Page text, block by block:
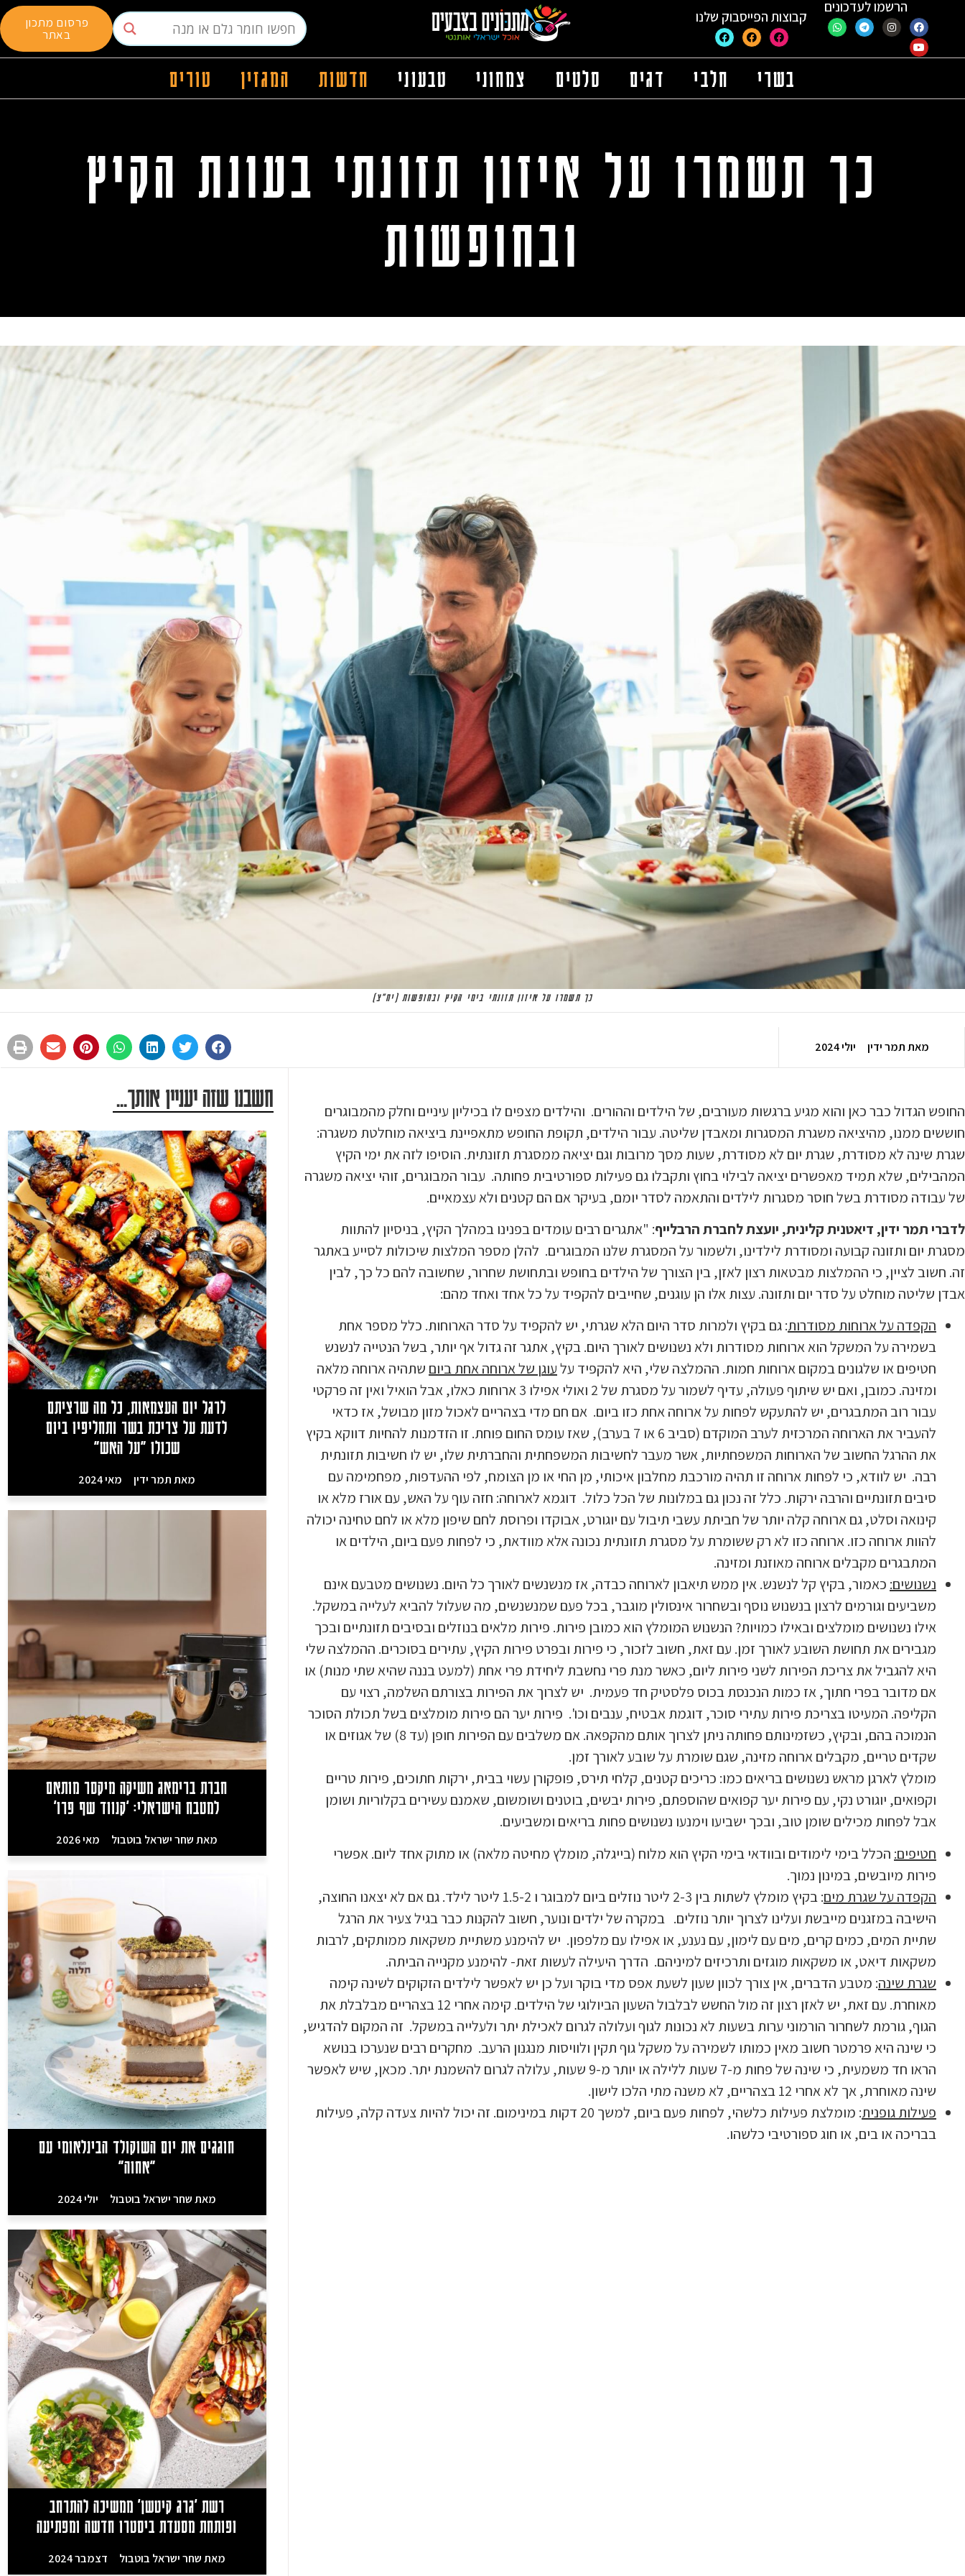
הרשמו לעדכונים
קבוצות הפייסבוק שלנו פרסום מתכון
באתר
בשרי חלבי דגים סלטים צמחוני טבעוני חדשות המגזין טורים
כך תשמרו על איזון תזונתי בעונת הקיץ
ובחופשות
כך תשמרו על איזון תזונתי בימי הקיץ ובחופשות (יח"צ)
מאתתמר ידין יולי 2024
החופש הגדול כבר כאן והוא מגיע ברגשות מעורבים, של הילדים וההורים. והילדים מצפים לו בכיליון עיניים וחלק מהמבוגרים
חוששים ממנו, מהיציאה משגרת המסגרות ומאבדן שליטה. עבור הילדים, תקופת החופש מתאפיינת ביציאה מוחלטת משגרה:
שגרת שינה לא מסודרת, שגרת יום לא מסודרת, שעות מסך מרובות וגם יציאה ממסגרת תזונתית. הוסיפו לזה את ימי הקיץ
המהבילים, שלא תמיד מאפשרים יציאה לבילוי בחוץ ותקבלו גם פעילות ספורטיבית פחותה. עבור המבוגרים, זוהי יציאה משגרה
של עבודה מסודרת בשל חוסר מסגרות לילדים והתאמה לסדר יומם, בעיקר אם הם קטנים ולא עצמאיים.
לדברי תמר ידין, דיאטנית קלינית, יועצת לחברת הרבלייף: "אתגרים רבים עומדים בפנינו במהלך הקיץ, בניסיון להתוות
מסגרת יום ותזונה קבועה ומסודרת לילדינו, ולשמור על המסגרת שלנו המבוגרים. להלן מספר המלצות שיכולות לסייע באתגר
זה. חשוב לציין, כי ההמלצות מבטאות רצון לאזן, בין הצורך של הילדים בחופש ובתחושת שחרור, שחשובה להם כל כך, לבין
אבדן שליטה מוחלט על סדר יום ותזונה. עצות אלו הן עוגנים, שחייבים להקפיד על כל אחד ואחד מהם:
הקפדה על ארוחות מסודרות: גם בקיץ ולמרות סדר היום הלא שגרתי, יש להקפיד על סדר הארוחות. כלל מספר אחת
בשמירה על המשקל הוא ארוחות מסודרות ולא נשנושים לאורך היום. בקיץ, אתגר זה גדול אף יותר, בשל הנטייה לנשנש
חטיפים או שלגונים במקום ארוחות חמות. ההמלצה שלי, היא להקפיד עלעוגן של ארוחה אחת ביום שתהיה ארוחה מלאה
ומזינה. כמובן, ואם יש שיתוף פעולה, עדיף לשמור על מסגרת של 2 ואולי אפילו 3 ארוחות כאלו, אבל הואיל ואין זה פרקטי
עבור רוב המתבגרים, יש להתעקש לפחות על ארוחה אחת כזו ביום. אם חם מדי בצהריים לאכול מזון מבושל, אז כדאי
להעביר את הארוחה המרכזית לערב המוקדם (סביב 6 או 7 בערב), שאז עומס החום פוחת. זו הזדמנות להחיות דווקא בקיץ
את ההרגל החשוב של הארוחות המשפחתיות, אשר מעבר לחשיבות המשפחתית והחברתית שלו, יש לו חשיבות תזונתית
רבה. יש לוודא, כי לפחות ארוחה זו תהיה מורכבת מחלבון איכותי, מן החי או מן הצומח, לפי ההעדפות, מפחמימה עם
סיבים תזונתיים והרבה ירקות. כלל זה נכון גם במלונות של הכל כלול. דוגמא לארוחה: חזה עוף על האש, עם אורז מלא או
קינואה וסלט, גם ארוחה קלה יותר של חביתת עשבי תיבול עם יוגורט, אבוקדו ופרוסת לחם שיפון מלא או לחם טחינה יכולה
להוות ארוחה כזו. ארוחה כזו לא רק ששומרת על מסגרת תזונתית נכונה אלא מוודאת, כי לפחות פעם ביום, הילדים או
המתבגרים מקבלים ארוחה מאוזנת ומזינה.
נשנושים: כאמור, בקיץ קל לנשנש. אין ממש תיאבון לארוחה כבדה, אז מנשנשים לאורך כל היום. נשנושים מטבעם אינם
משביעים וגורמים לרצון בנשנוש נוסף ובשחרור אינסולין מוגבר, בכל פעם שמנשנשים, מה שעלול להביא לעלייה במשקל.
אילו נשנושים מומלצים ובאילו כמויות? הנשנוש המומלץ הוא כמובן פירות. פירות מלאים בנוזלים ובסיבים תזונתיים ובכך
מגבירים את תחושת השובע לאורך זמן. עם זאת, חשוב לזכור, כי פירות ובפרט פירות הקיץ, עתירים בסוכרים. ההמלצה שלי
היא להגביל את צריכת הפירות לשני פירות ליום, כאשר מנת פרי נחשבת ליחידת פרי אחת (למעט בננה שהיא שתי מנות) או
אם מדובר בפרי חתוך, אז כמות הנכנסת בכוס פלסטיק חד פעמית. יש לצרוך את הפירות בצורתם השלמה, רצוי עם
הקליפה. המעיטו בצריכת פירות עתירי סוכר, דוגמת אבטיח, ענבים וכו'. פירות יער הם פירות מומלצים בשל תכולת הסוכר
הנמוכה בהם, ובקיץ, כשזמינותם פחותה ניתן לצרוך אותם מהקפאה. אם משלבים עם הפירות חופן (עד 8) של אגוזים או
שקדים טריים, מקבלים ארוחה מזינה, שגם שומרת על שובע לאורך זמן.
מומלץ לארגן מראש נשנושים בריאים כמו: כריכים קטנים, קלחי תירס, פופקורן עשוי בבית, ירקות חתוכים, פירות טריים
וקפואים, יוגורט נקי, עם פירות יער קפואים שהוספתם, פירות יבשים, בוטנים ושומשום, שאמנם עשירים בקלוריות ושומן
אבל לפחות מכילים שומן טוב, ובכך ישביעו וימנעו נשנושים פחות בריאים ומשביעים.
חטיפים: הכלל בימי לימודים ובוודאי בימי הקיץ הוא מלוח (בייגלה, מומלץ מחיטה מלאה) או מתוק אחד ליום. אפשרי
פירות מיובשים, במינון נמוך.
הקפדה על שגרת מים
: בקיץ מומלץ לשתות בין 2-3 ליטר נוזלים ביום למבוגר ו 1.5-2 ליטר לילד. גם אם לא יצאנו החוצה,
הישיבה במזגנים מייבשת ועלינו לצרוך יותר נוזלים. במקרה של ילדים ונוער, חשוב להקנות כבר בגיל צעיר את הרגל
שתיית המים, כמים קרים, מים עם לימון, עם נענע, או אפילו עם מלפפון. יש להימנע משתיית משקאות ממותקים, לרבות
משקאות דיאט, או משקאות מוגזים ותרכיזים למיניהם. הדרך היעילה לעשות זאת- להימנע מקנייה הביתה.
שגרת שינה: מטבע הדברים, אין צורך לכוון שעון לשעת אפס מדי בוקר ועל כן יש לאפשר לילדים הזקוקים לשינה קימה
מאוחרת. עם זאת, יש לאזן רצון זה מול החשש לבלבול השעון הביולוגי של הילדים. קימה אחרי 12 בצהריים מבלבלת את
הגוף, גורמת לשחרור הורמוני ערות בשעות לא נכונות לגוף ועלולה לגרום לאכילת יתר ולעלייה במשקל. זה המקום להדגיש,
כי שינה היא פרמטר חשוב מאין כמותו לשמירה על משקל גוף תקין ולוויסות מנגנון הרעב. מחקרים רבים שנערכו בנושא
הראו חד משמעית, כי שינה של פחות מ-7 שעות ללילה או יותר מ-9 שעות, עלולה לגרום להשמנת יתר. מכאן, שיש לאפשר
שינה מאוחרת, אך לא אחרי 12 בצהריים, לא משנה מתי הלכו לישון.
פעילות גופנית
: מומלצת פעילות כלשהי, לפחות פעם ביום, למשך 20 דקות במינימום. זה יכול להיות צעדה קלה, פעילות
בבריכה או בים, או חוג ספורטיבי כלשהו.
חשבנו שזה יעניין אותך...
לרגל יום העצמאות, כל מה שרציתם
לדעת על צריכת בשר ותחליפיו ביום
שכולו "על האש"
מאת תמר ידין מאי 2024
חברת ברימאג משיקה מיקסר מותאם
למטבח הישראלי: 'קנווד שף פרו'
מאת שחר ישראל בוטבול מאי 2026
חוגגים את יום השוקולד הבינלאומי עם
"אחוה"
מאת שחר ישראל בוטבול יולי 2024
רשת 'גרג קיטשן' ממשיכה להתרחב
ופותחת מסעדת ביסטרו חדשה ומפתיעה
מאת שחר ישראל בוטבול דצמבר 2024